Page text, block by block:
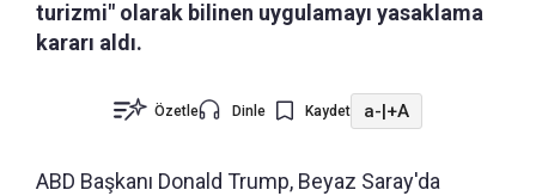
turizmi" olarak bilinen uygulamayı yasaklama
kararı aldı.
Özetle Dinle Kaydet a-|+A
ABD Başkanı Donald Trump, Beyaz Saray'da